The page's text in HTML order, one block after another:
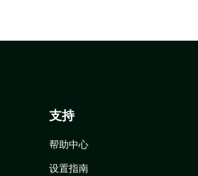
支持
帮助中心
设置指南